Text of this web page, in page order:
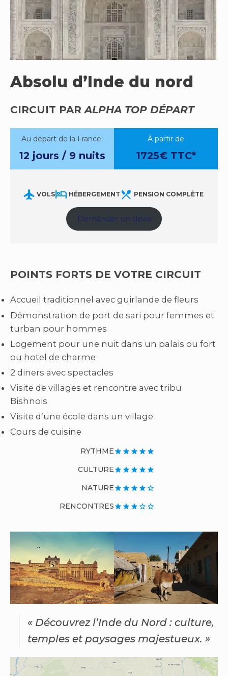
Absolu d’Inde du nord
CIRCUIT PARALPHA TOP DÉPART
Au départ de la France:
12 jours / 9 nuits
à partir de
1725€ TTC*
flight VOLShotel HÉBERGEMENT restaurant_menu PENSION COMPLÈTE
Demander un devis
POINTS FORTS DE VOTRE CIRCUIT
Accueil traditionnel avec guirlande de fleurs
Démonstration de port de sari pour femmes et
turban pour hommes
Logement pour une nuit dans un palais ou fort
ou hotel de charme
2 diners avec spectacles
Visite de villages et rencontre avec tribu
Bishnois
Visite d’une école dans un village
Cours de cuisine
RYTHME
CULTURE
NATURE
RENCONTRES
star star star star star
star star star star star
star star star star star_border
star star star star_border star_border
« Découvrez l’Inde du Nord : culture,
temples et paysages majestueux. »